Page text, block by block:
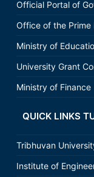
Official Portal of
Office of the Prime
Ministry of
University Grant
Ministry of Finance
QUICK LINKS
Tribhuvan
Institute of